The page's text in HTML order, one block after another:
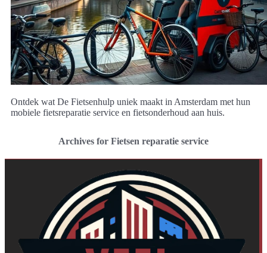
Ontdek wat De Fietsenhulp uniek maakt in Amsterdam met hun
mobiele fietsreparatie service en fietsonderhoud aan huis.
Archives for Fietsen reparatie service